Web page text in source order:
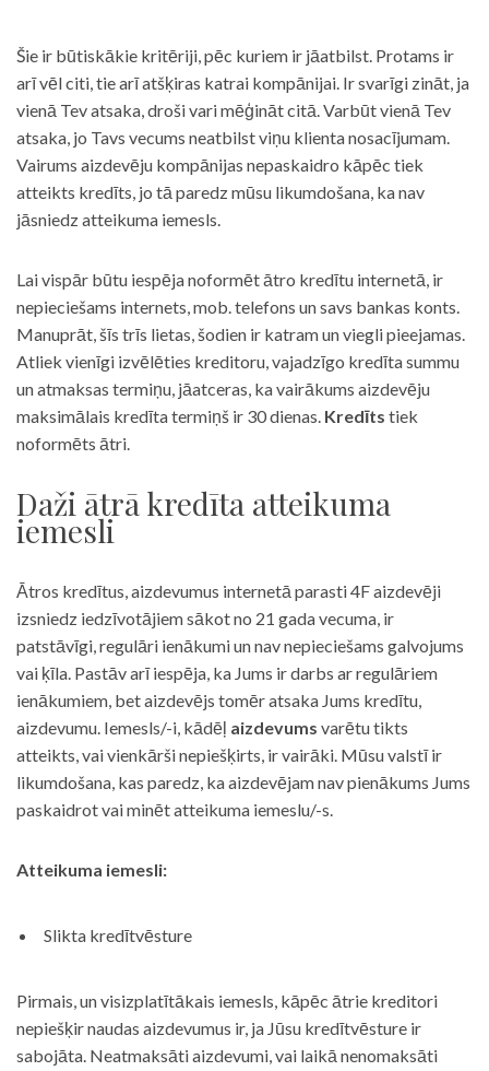
Šie ir būtiskākie kritēriji, pēc kuriem ir jāatbilst. Protams ir
arī vēl citi, tie arī atšķiras katrai kompānijai. Ir svarīgi zināt, ja
vienā Tev atsaka, droši vari mēģināt citā. Varbūt vienā Tev
atsaka, jo Tavs vecums neatbilst viņu klienta nosacījumam.
Vairums aizdevēju kompānijas nepaskaidro kāpēc tiek
atteikts kredīts, jo tā paredz mūsu likumdošana, ka nav
jāsniedz atteikuma iemesls.
Lai vispār būtu iespēja noformēt ātro kredītu internetā, ir
nepieciešams internets, mob. telefons un savs bankas konts.
Manuprāt, šīs trīs lietas, šodien ir katram un viegli pieejamas.
Atliek vienīgi izvēlēties kreditoru, vajadzīgo kredīta summu
un atmaksas termiņu, jāatceras, ka vairākums aizdevēju
maksimālais kredīta termiņš ir 30 dienas. Kredīts tiek
noformēts ātri.
Daži ātrā kredīta atteikuma
iemesli
Ātros kredītus, aizdevumus internetā parasti 4F aizdevēji
izsniedz iedzīvotājiem sākot no 21 gada vecuma, ir
patstāvīgi, regulāri ienākumi un nav nepieciešams galvojums
vai ķīla. Pastāv arī iespēja, ka Jums ir darbs ar regulāriem
ienākumiem, bet aizdevējs tomēr atsaka Jums kredītu,
aizdevumu. Iemesls/-i, kādēļ aizdevums varētu tikts
atteikts, vai vienkārši nepiešķirts, ir vairāki. Mūsu valstī ir
likumdošana, kas paredz, ka aizdevējam nav pienākums Jums
paskaidrot vai minēt atteikuma iemeslu/-s.
Atteikuma iemesli:
Slikta kredītvēsture
Pirmais, un visizplatītākais iemesls, kāpēc ātrie kreditori
nepiešķir naudas aizdevumus ir, ja Jūsu kredītvēsture ir
sabojāta. Neatmaksāti aizdevumi, vai laikā nenomaksāti